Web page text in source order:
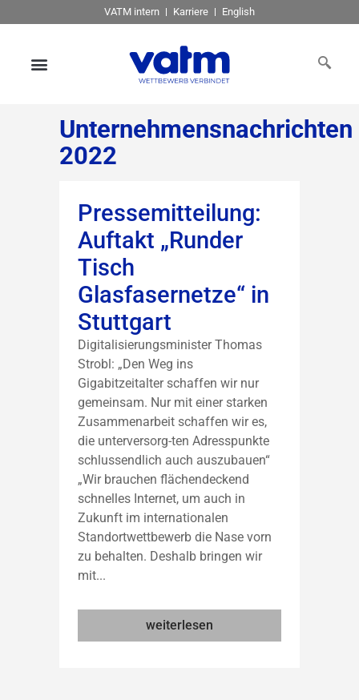
VATM intern Karriere English
Unternehmensnachrichten
2022
Pressemitteilung:
Auftakt „Runder
Tisch
Glasfasernetze“ in
Stuttgart
Digitalisierungsminister Thomas
Strobl: „Den Weg ins
Gigabitzeitalter schaffen wir nur
gemeinsam. Nur mit einer starken
Zusammenarbeit schaffen wir es,
die unterversorg-ten Adresspunkte
schlussendlich auch auszubauen“
„Wir brauchen flächendeckend
schnelles Internet, um auch in
Zukunft im internationalen
Standortwettbewerb die Nase vorn
zu behalten. Deshalb bringen wir
mit...
weiterlesen